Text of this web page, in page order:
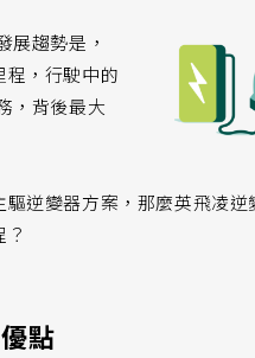
展趨勢是，
程，行駛中的
，背後最大
逆變器方案，那麼英飛凌
點